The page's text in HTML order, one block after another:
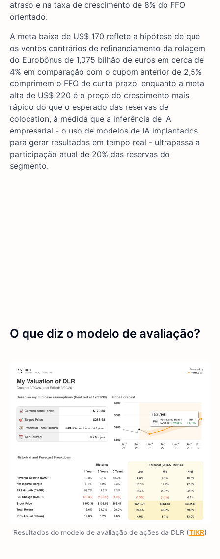
atraso e na taxa de crescimento de 8% do FFO
orientado.
A meta baixa de US$ 170 reflete a hipótese de que
os ventos contrários de refinanciamento da rolagem
do Eurobônus de 1,075 bilhão de euros em cerca de
4% em comparação com o cupom anterior de 2,5%
comprimem o FFO de curto prazo, enquanto a meta
alta de US$ 220 é o preço do crescimento mais
rápido do que o esperado das reservas de
colocation, à medida que a inferência de IA
empresarial - o uso de modelos de IA implantados
para gerar resultados em tempo real - ultrapassa a
participação atual de 20% das reservas do
segmento.
O que diz o modelo de avaliação?
Resultados do modelo de avaliação de ações da DLR (TIKR)